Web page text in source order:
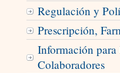
Regulación y
Prescripción,
Información para
Colaboradores